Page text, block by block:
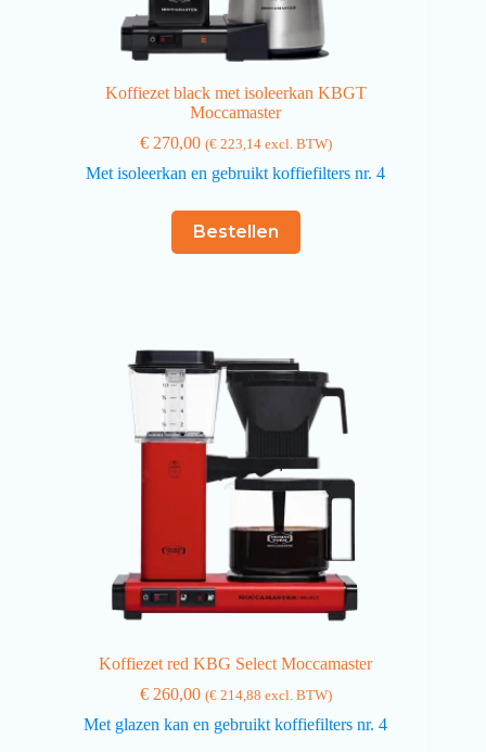
Koffiezet black met isoleerkan KBGT
Moccamaster
€270,00 (€223,14excl. BTW)
Met isoleerkan en gebruikt koffiefilters nr. 4
Bestellen
Koffiezet red KBG Select Moccamaster
€260,00 (€214,88 excl. BTW)
Met glazen kan en gebruikt koffiefilters nr. 4